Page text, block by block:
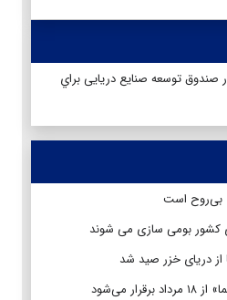
صندوق توسعه صنایع دریایی براي
بی‌روح است
کشور بومی سازی می شوند
می‌شود